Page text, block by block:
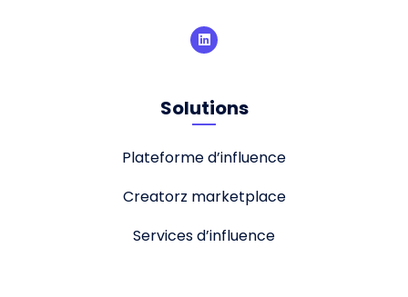
Solutions
Plateforme d’influence
Creatorz marketplace
Services d’influence